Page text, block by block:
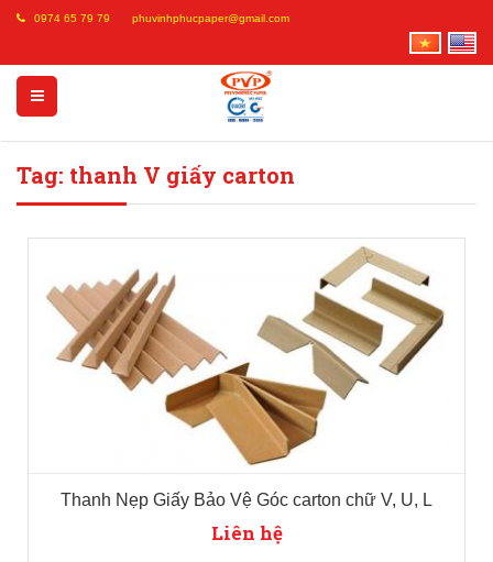
0974 65 79 79 phuvinhphucpaper@gmail.com
Tag: thanh V giấy carton
Thanh Nẹp Giấy Bảo Vệ Góc carton chữ V, U, L
Liên hệ